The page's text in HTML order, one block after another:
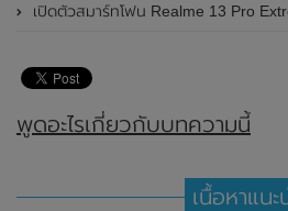
เปิดตัวสมาร์ทโฟน Realme 13 Pro Extreme
พูดอะไรเกี่ยวกับบทความนี้
เนื้อหาแนะ